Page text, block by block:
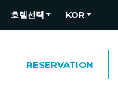
호텔선택 KOR
RESERVATION